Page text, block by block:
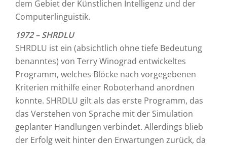
dem Gebiet der Künstlichen Intelligenz und der
Computerlinguistik.
1972 – SHRDLU
SHRDLU ist ein (absichtlich ohne tiefe Bedeutung
benanntes) von Terry Winograd entwickeltes
Programm, welches Blöcke nach vorgegebenen
Kriterien mithilfe einer Roboterhand anordnen
konnte. SHRDLU gilt als das erste Programm, das
das Verstehen von Sprache mit der Simulation
geplanter Handlungen verbindet. Allerdings blieb
der Erfolg weit hinter den Erwartungen zurück, da